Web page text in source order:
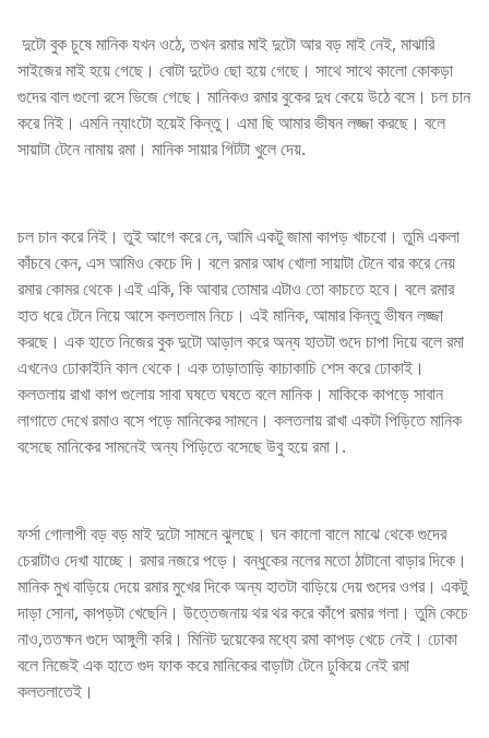
দুটো বুক চুষে মানিক যখন ওঠে, তখন রমার মাই দুটো আর বড় মাই নেই, মাঝারি
সাইজের মাই হয়ে গেছে। বোটা দুটেও ছো হয়ে গেছে। সাথে সাথে কালো কোকড়া
গুদের বাল গুলো রসে ভিজে গেছে। মানিকও রমার বুকের দুধ কেয়ে উঠে বসে। চল চান
করে নিই। এমনি ন্যাংটো হয়েই কিন্তু। এমা ছি আমার ভীষন লজ্জা করছে। বলে
সায়াটা টেনে নামায় রমা। মানিক সায়ার গিটটা খুলে দেয়.
চল চান করে নিই। তুই আগে করে নে, আমি একটু জামা কাপড় খাচবো। তুমি একলা
কাঁচবে কেন, এস আমিও কেচে দি। বলে রমার আধ খোলা সায়াটা টেনে বার করে নেয়
রমার কোমর থেকে।এই একি, কি আবার তোমার এটাও তো কাচতে হবে। বলে রমার
হাত ধরে টেনে নিয়ে আসে কলতলাম নিচে। এই মানিক, আমার কিন্তু ভীষন লজ্জা
করছে। এক হাতে নিজের বুক দুটো আড়াল করে অন্য হাতটা গুদে চাপা দিয়ে বলে রমা
এখনেও ঢোকাইনি কাল থেকে। এক তাড়াতাড়ি কাচাকাচি শেস করে ঢোকাই।
কলতলায় রাখা কাপ গুলোয় সাবা ঘষতে ঘষতে বলে মানিক। মাকিকে কাপড়ে সাবান
লাগাতে দেখে রমাও বসে পড়ে মানিকের সামনে। কলতলায় রাখা একটা পিড়িতে মানিক
বসেছে মানিকের সামনেই অন্য পিড়িতে বসেছে উবু হয়ে রমা।.
ফর্সা গোলাপী বড় বড় মাই দুটো সামনে ঝুলছে। ঘন কালো বালে মাঝে থেকে গুদের
চেরাটাও দেখা যাচ্ছে। রমার নজরে পড়ে। বন্ধুকের নলের মতো ঠাটানো বাড়ার দিকে।
মানিক মুখ বাড়িয়ে দেয়ে রমার মুখের দিকে অন্য হাতটা বাড়িয়ে দেয় গুদের ওপর। একটু
দাড়া সোনা, কাপড়টা খেছেনি। উত্তেজনায় থর থর করে কাঁপে রমার গলা। তুমি কেচে
নাও,ততক্ষন গুদে আঙ্গুলী করি। মিনিট দুয়েকের মধ্যে রমা কাপড় খেচে নেই। ঢোকা
বলে নিজেই এক হাতে গুদ ফাক করে মানিকের বাড়াটা টেনে ঢুকিয়ে নেই রমা
কলতলাতেই।